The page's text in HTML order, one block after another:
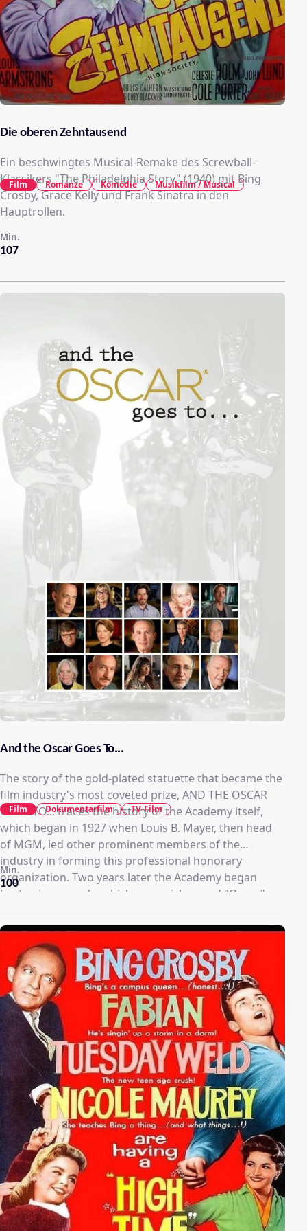
Die oberen Zehntausend
Ein beschwingtes Musical-Remake des Screwball-
Klassikers "The Philadelphia Story" (1940) mit Bing
Crosby, Grace Kelly und Frank Sinatra in den
Hauptrollen.
107
Min.
Film Romanze Komödie Musikfilm / Musical
And the Oscar Goes To...
The story of the gold-plated statuette that became the
film industry's most coveted prize, AND THE OSCAR
GOES TO... traces the history of the Academy itself,
which began in 1927 when Louis B. Mayer, then head
of MGM, led other prominent members of the
industry in forming this professional honorary
organization. Two years later the Academy began
bestowing awards, which were nicknamed "Oscar,"
and quickly came to represent the pinnacle of
cinematic achievement.
100
Min.
Film Dokumentarfilm TV-Film